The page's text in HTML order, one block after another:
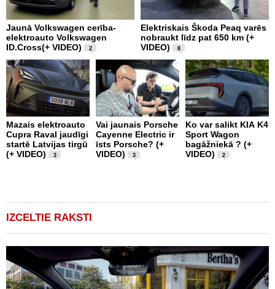
Jaunā Volkswagen cerība-
elektroauto Volkswagen
ID.Cross(+ VIDEO)
2
Elektriskais Škoda Peaq varēs
nobraukt līdz pat 650 km (+
VIDEO)
8
Mazais elektroauto
Cupra Raval jaudīgi
startē Latvijas tirgū
(+ VIDEO)
3
Vai jaunais Porsche
Cayenne Electric ir
īsts Porsche? (+
VIDEO)
3
Ko var salikt KIA K4
Sport Wagon
bagāžniekā ? (+
VIDEO)
2
IZCELTIE RAKSTI